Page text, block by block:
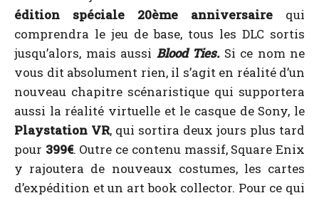
édition spéciale 20ème anniversaire qui
comprendra le jeu de base, tous les DLC sortis
jusqu’alors, mais aussi Blood Ties.Si ce nom ne
vous dit absolument rien, il s’agit en réalité d’un
nouveau chapitre scénaristique qui supportera
aussi la réalité virtuelle et le casque de Sony, le
Playstation VR, qui sortira deux jours plus tard
pour 399€. Outre ce contenu massif, Square Enix
y rajoutera de nouveaux costumes, les cartes
d’expédition et un art book collector. Pour ce qui